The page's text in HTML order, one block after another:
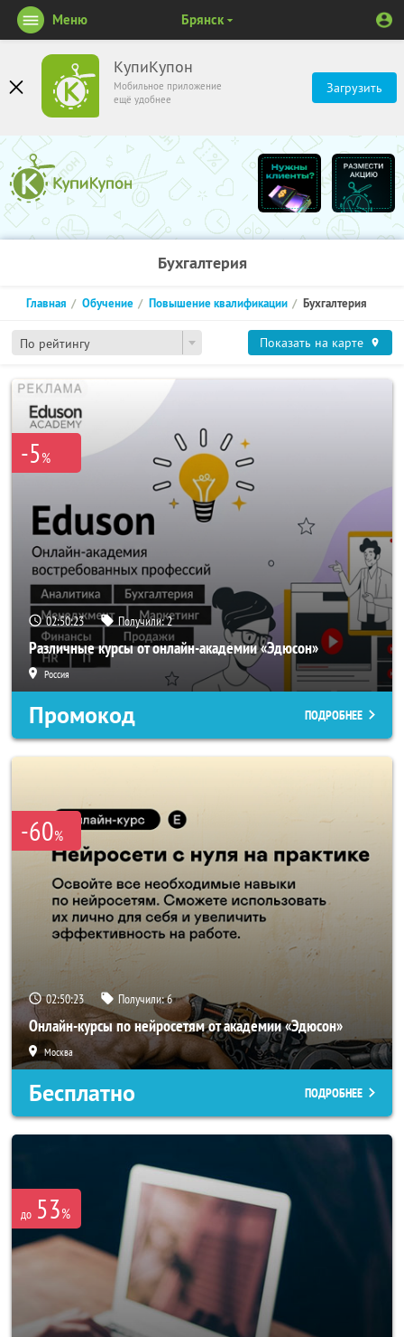
КупиКупон
Мобильное приложение
ещё удобнее
Загрузить
Меню Брянск
Бухгалтерия
По рейтингу
Главная Обучение Повышение квалификации Бухгалтерия
Показать на карте
-5%
02:50:23 Получили:2
Различные курсы от онлайн-академии «Эдюсон»
Россия
Промокод ПОДРОБНЕЕ
-60%
02:50:23 Получили:6
Онлайн-курсы по нейросетям от академии «Эдюсон»
Москва
Бесплатно ПОДРОБНЕЕ
до 53%